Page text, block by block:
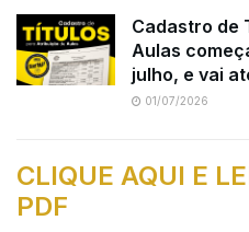
Cadastro de
Aulas
julho, e vai
01/07/2026
CLIQUE AQUI E
PDF